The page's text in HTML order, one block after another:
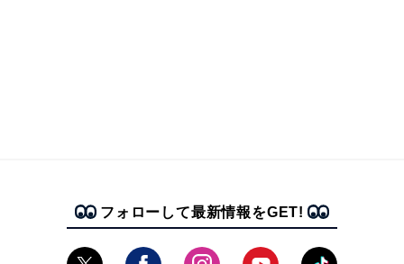
フォローして最新情報をGET!